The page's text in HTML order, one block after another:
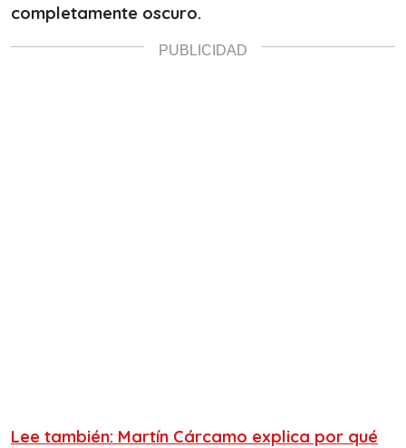
completamente oscuro.
Lee también: Martín Cárcamo explica por qué